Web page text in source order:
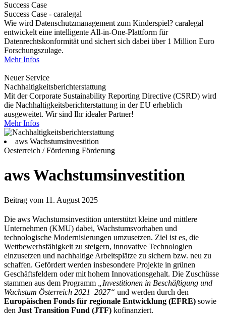
Success Case
Success Case - caralegal
Wie wird Datenschutzmanagement zum Kinderspiel? caralegal
entwickelt eine intelligente All-in-One-Plattform für
Datenrechtskonformität und sichert sich dabei über 1 Million Euro
Forschungszulage.
Mehr Infos
Neuer Service
Nachhaltigkeitsberichterstattung
Mit der Corporate Sustainability Reporting Directive (CSRD) wird
die Nachhaltigkeitsberichterstattung in der EU erheblich
ausgeweitet. Wir sind Ihr idealer Partner!
Mehr Infos
aws Wachstumsinvestition
Oesterreich / Förderung Förderung
aws Wachstumsinvestition
Beitrag vom 11. August 2025
Die aws Wachstumsinvestition unterstützt kleine und mittlere
Unternehmen (KMU) dabei, Wachstumsvorhaben und
technologische Modernisierungen umzusetzen. Ziel ist es, die
Wettbewerbsfähigkeit zu steigern, innovative Technologien
einzusetzen und nachhaltige Arbeitsplätze zu sichern bzw. neu zu
schaffen. Gefördert werden insbesondere Projekte in grünen
Geschäftsfeldern oder mit hohem Innovationsgehalt. Die Zuschüsse
stammen aus dem Programm
„Investitionen in Beschäftigung und
Wachstum Österreich 2021–2027“ und werden durch den
Europäischen Fonds für regionale Entwicklung (EFRE) sowie
den Just Transition Fund (JTF) kofinanziert.